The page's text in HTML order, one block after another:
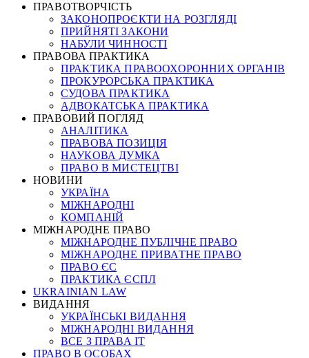
ПРАВОТВОРЧІСТЬ
ЗАКОНОПРОЄКТИ НА РОЗГЛЯДІ
ПРИЙНЯТІ ЗАКОНИ
НАБУЛИ ЧИННОСТІ
ПРАВОВА ПРАКТИКА
ПРАКТИКА ПРАВООХОРОННИХ ОРГАНІВ
ПРОКУРОРСЬКА ПРАКТИКА
СУДОВА ПРАКТИКА
АДВОКАТСЬКА ПРАКТИКА
ПРАВОВИЙ ПОГЛЯД
АНАЛІТИКА
ПРАВОВА ПОЗИЦІЯ
НАУКОВА ДУМКА
ПРАВО В МИСТЕЦТВІ
НОВИНИ
УКРАЇНА
МІЖНАРОДНІ
КОМПАНІЙ
МІЖНАРОДНЕ ПРАВО
МІЖНАРОДНЕ ПУБЛІЧНЕ ПРАВО
МІЖНАРОДНЕ ПРИВАТНЕ ПРАВО
ПРАВО ЄС
ПРАКТИКА ЄСПЛ
UKRAINIAN LAW
ВИДАННЯ
УКРАЇНСЬКІ ВИДАННЯ
МІЖНАРОДНІ ВИДАННЯ
ВСЕ З ПРАВА ІТ
ПРАВО В ОСОБАХ